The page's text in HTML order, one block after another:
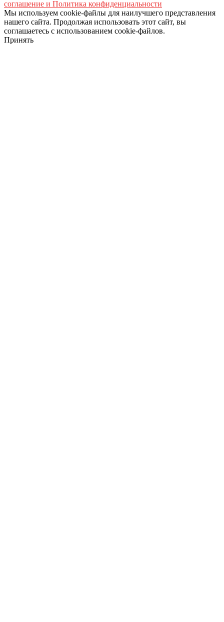
соглашение и Политика конфиденциальности
Мы используем cookie-файлы для наилучшего представления
нашего сайта. Продолжая использовать этот сайт, вы
соглашаетесь с использованием cookie-файлов.
Принять